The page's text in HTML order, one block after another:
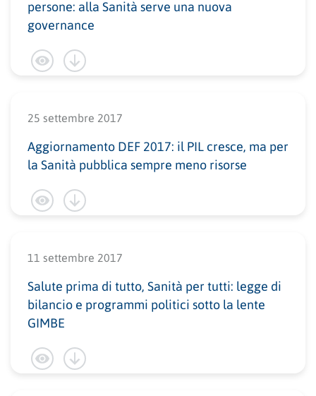
persone: alla Sanità serve una nuova
governance
25 settembre 2017
Aggiornamento DEF 2017: il PIL cresce, ma per
la Sanità pubblica sempre meno risorse
11 settembre 2017
Salute prima di tutto, Sanità per tutti: legge di
bilancio e programmi politici sotto la lente
GIMBE